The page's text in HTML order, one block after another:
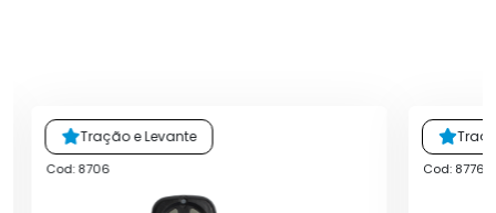
Tração e Levante
Cod: 8706 Cod: 8776